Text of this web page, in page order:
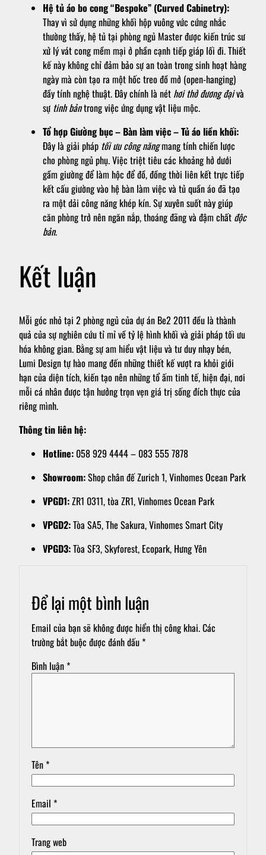
Hệ tủ áo bo cong “Bespoke” (Curved Cabinetry):
Thay vì sử dụng những khối hộp vuông vức cứng nhắc
thường thấy, hệ tủ tại phòng ngủ Master được kiến trúc sư
xử lý vát cong mềm mại ở phần cạnh tiếp giáp lối đi. Thiết
kế này không chỉ đảm bảo sự an toàn trong sinh hoạt hàng
ngày mà còn tạo ra một hốc treo đồ mở (open-hanging)
đầy tính nghệ thuật. Đây chính là nét hơi thở đương đạivà
sự tinh bảntrong việc ứng dụng vật liệu mộc.
Tổ hợp Giường bục – Bàn làm việc – Tủ áo liền khối:
Đây là giải pháp tối ưu công năngmang tính chiến lược
cho phòng ngủ phụ. Việc triệt tiêu các khoảng hở dưới
gầm giường để làm hộc để đồ, đồng thời liên kết trực tiếp
kết cấu giường vào hệ bàn làm việc và tủ quần áo đã tạo
ra một dải công năng khép kín. Sự xuyên suốt này giúp
căn phòng trở nên ngăn nắp, thoáng đãng và đậm chất độc
bản.
Kết luận
Mỗi góc nhỏ tại 2 phòng ngủ của dự án Be2 2011 đều là thành
quả của sự nghiên cứu tỉ mỉ về tỷ lệ hình khối và giải pháp tối ưu
hóa không gian. Bằng sự am hiểu vật liệu và tư duy nhạy bén,
Lumi Design tự hào mang đến những thiết kế vượt ra khỏi giới
hạn của diện tích, kiến tạo nên những tổ ấm tinh tế, hiện đại, nơi
mỗi cá nhân được tận hưởng trọn vẹn giá trị sống đích thực của
riêng mình.
Thông tin liên hệ:
Hotline: 058 929 4444 – 083 555 7878
Showroom:Shop chân đế Zurich 1, Vinhomes Ocean Park
VPGD1:ZR1 0311, tòa ZR1, Vinhomes Ocean Park
VPGD2:Tòa SA5, The Sakura, Vinhomes Smart City
VPGD3:Tòa SF3, Skyforest, Ecopark, Hưng Yên
Để lại một bình luận
Email của bạn sẽ không được hiển thị công khai.Các
trường bắt buộc được đánh dấu *
Bình luận *
Tên *
Email *
Trang web